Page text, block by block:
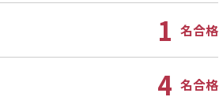
1 名合格
4 名合格